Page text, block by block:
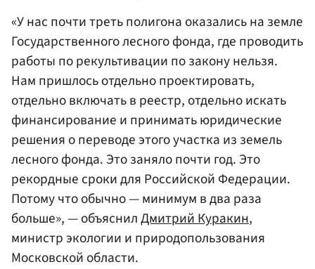
«У нас почти треть полигона оказались на земле
Государственного лесного фонда, где проводить
работы по рекультивации по закону нельзя.
Нам пришлось отдельно проектировать,
отдельно включать в реестр, отдельно искать
финансирование и принимать юридические
решения о переводе этого участка из земель
лесного фонда. Это заняло почти год. Это
рекордные сроки для Российской Федерации.
Потому что обычно — минимум в два раза
больше», — объяснилДмитрий Куракин,
министр экологии и природопользования
Московской области.